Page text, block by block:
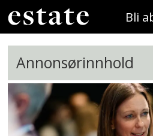
Bli
Annonsørinnhold